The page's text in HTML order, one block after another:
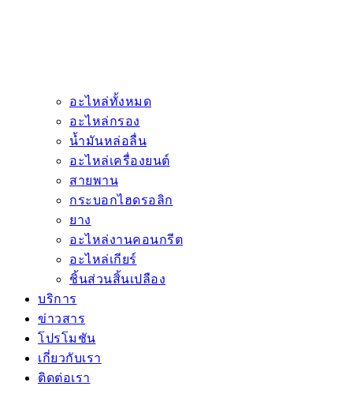
อะไหล่ทั้งหมด
อะไหล่กรอง
น้ำมันหล่อลื่น
อะไหล่เครื่องยนต์
สายพาน
กระบอกไฮดรอลิก
ยาง
อะไหล่งานคอนกรีต
อะไหล่เกียร์
ชิ้นส่วนสิ้นเปลือง
บริการ
ข่าวสาร
โปรโมชัน
เกี่ยวกับเรา
ติดต่อเรา